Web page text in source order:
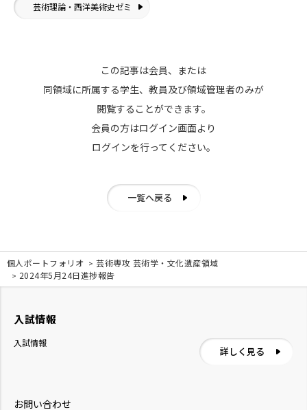
芸術理論・西洋美術史ゼミ
この記事は会員、または
同領域に所属する学生、教員及び領域管理者のみが
閲覧することができます。
会員の方はログイン画面より
ログインを行ってください。
一覧へ戻る
個人ポートフォリオ
芸術専攻 芸術学・文化遺産領域
2024年5月24日進捗報告
お問い合わせ
入試情報
入試情報
詳しく見る